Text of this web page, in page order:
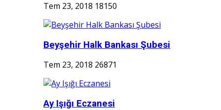
Tem 23, 2018 18150
Beyşehir Halk Bankası Şubesi
Tem 23, 2018 26871
Ay Işığı Eczanesi